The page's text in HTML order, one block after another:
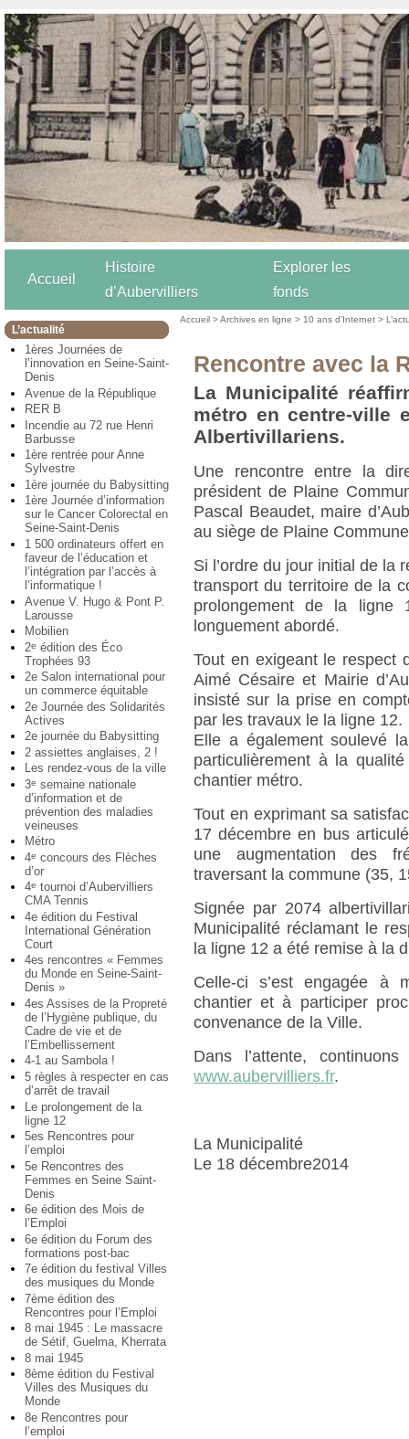
Accueil
Histoire
d’Aubervilliers
Explorer les
fonds
L’actualité
1ères Journées de
l’innovation en Seine-Saint-
Denis
Avenue de la République
RER B
Incendie au 72 rue Henri
Barbusse
1ère rentrée pour Anne
Sylvestre
1ère journée du Babysitting
1ère Journée d’information
sur le Cancer Colorectal en
Seine-Saint-Denis
1 500 ordinateurs offert en
faveur de l’éducation et
l’intégration par l’accès à
l’informatique !
Avenue V. Hugo & Pont P.
Larousse
Mobilien
2e édition des Éco
Trophées 93
2e Salon international pour
un commerce équitable
2e Journée des Solidarités
Actives
2e journée du Babysitting
2 assiettes anglaises, 2 !
Les rendez-vous de la ville
3e semaine nationale
d’information et de
prévention des maladies
veineuses
Métro
4e concours des Flèches
d’or
4e tournoi d’Aubervilliers
CMA Tennis
4e édition du Festival
International Génération
Court
4es rencontres « Femmes
du Monde en Seine-Saint-
Denis »
4es Assises de la Propreté
de l’Hygiène publique, du
Cadre de vie et de
l’Embellissement
4-1 au Sambola !
5 règles à respecter en cas
d’arrêt de travail
Le prolongement de la
ligne 12
5es Rencontres pour
l’emploi
5e Rencontres des
Femmes en Seine Saint-
Denis
6e édition des Mois de
l’Emploi
6e édition du Forum des
formations post-bac
7e édition du festival Villes
des musiques du Monde
7ème édition des
Rencontres pour l’Emploi
8 mai 1945 : Le massacre
de Sétif, Guelma, Kherrata
8 mai 1945
8ème édition du Festival
Villes des Musiques du
Monde
8e Rencontres pour
l’emploi
Accueil >Archives en ligne > 10 ans d’Internet >
Rencontre avec la
La Municipalité
métro en centre-ville
Albertivillariens.
Une rencontre entre la
président de Plaine
Pascal Beaudet, maire
au siège de Plaine
Si l’ordre du jour initial de la
transport du territoire de la
prolongement de la ligne
longuement abordé.
Tout en exigeant le respect
Aimé Césaire et Mairie
insisté sur la prise en
par les travaux le la ligne 12.
Elle a également soulevé
particulièrement à la
chantier métro.
Tout en exprimant sa
17 décembre en bus
une augmentation des
traversant la commune (35,
Signée par 2074
Municipalité réclamant le
la ligne 12 a été remise à la
Celle-ci s’est engagée à
chantier et à participer
convenance de la Ville.
Dans l’attente,
www.aubervilliers.fr.
La Municipalité
Le 18 décembre2014